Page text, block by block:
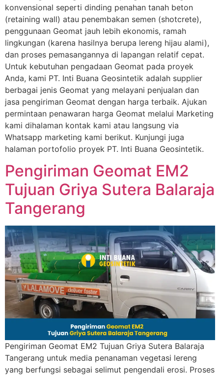
konvensional seperti dinding penahan tanah beton
(retaining wall) atau penembakan semen (shotcrete),
penggunaan Geomat jauh lebih ekonomis, ramah
lingkungan (karena hasilnya berupa lereng hijau alami),
dan proses pemasangannya di lapangan relatif cepat.
Untuk kebutuhan pengadaan Geomat pada proyek
Anda, kami PT. Inti Buana Geosintetik adalah supplier
berbagai jenis Geomat yang melayani penjualan dan
jasa pengiriman Geomat dengan harga terbaik. Ajukan
permintaan penawaran harga Geomat melalui Marketing
kami dihalaman kontak kami atau langsung via
Whatsapp marketing kami berikut. Kunjungi juga
halaman portofolio proyek PT. Inti Buana Geosintetik.
Pengiriman Geomat EM2
Tujuan Griya Sutera Balaraja
Tangerang
Pengiriman Geomat EM2 Tujuan Griya Sutera Balaraja
Tangerang untuk media penanaman vegetasi lereng
yang berfungsi sebagai selimut pengendali erosi. Proses